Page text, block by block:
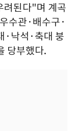
려된다"며 계곡
수관·배수구·
·낙석·축대 붕
당부했다.